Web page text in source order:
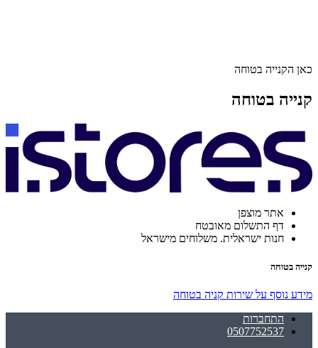
כאן הקנייה בטוחה
קנייה בטוחה
אתר מוצפן
דף התשלום מאובטח
חנות ישראלית. משלוחים מישראל
קנייה בטוחה
מידע נוסף על שירות קניה בטוחה
התחברות
0507752537